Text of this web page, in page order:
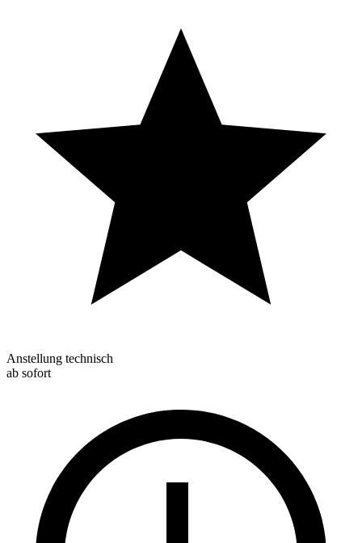
Anstellung technisch
ab sofort